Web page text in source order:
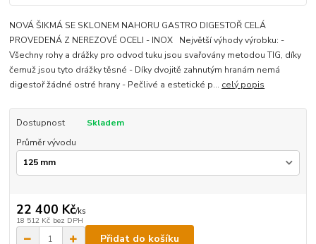
NOVÁ ŠIKMÁ SE SKLONEM NAHORU GASTRO DIGESTOŘ CELÁ
PROVEDENÁ Z NEREZOVÉ OCELI - INOX Největší výhody výrobku: -
Všechny rohy a drážky pro odvod tuku jsou svařovány metodou TIG, díky
čemuž jsou tyto drážky těsné - Díky dvojitě zahnutým hranám nemá
digestoř žádné ostré hrany - Pečlivé a estetické p... celý popis
Dostupnost
Skladem
Průměr vývodu
22 400 Kč/ks
18 512 Kč bez DPH
Přidat do košíku